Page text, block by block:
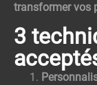
transformer vos
3